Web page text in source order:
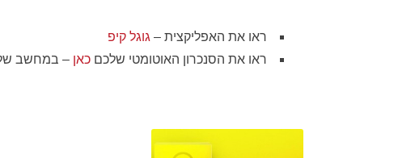
ראו את האפליקצית – גוגל קיפ
ראו את הסנכרון האוטומטי שלכם כאן – במחשב